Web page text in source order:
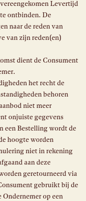
Levertijd
ontbinden. De
naar de reden van
van zijn reden(en)
dient de Consument
het recht de
behoren
niet meer
onjuiste gegevens
een Bestelling wordt de
hoogte worden
niet in rekening
aan deze
geretourneerd via
gebruikt bij de
op een